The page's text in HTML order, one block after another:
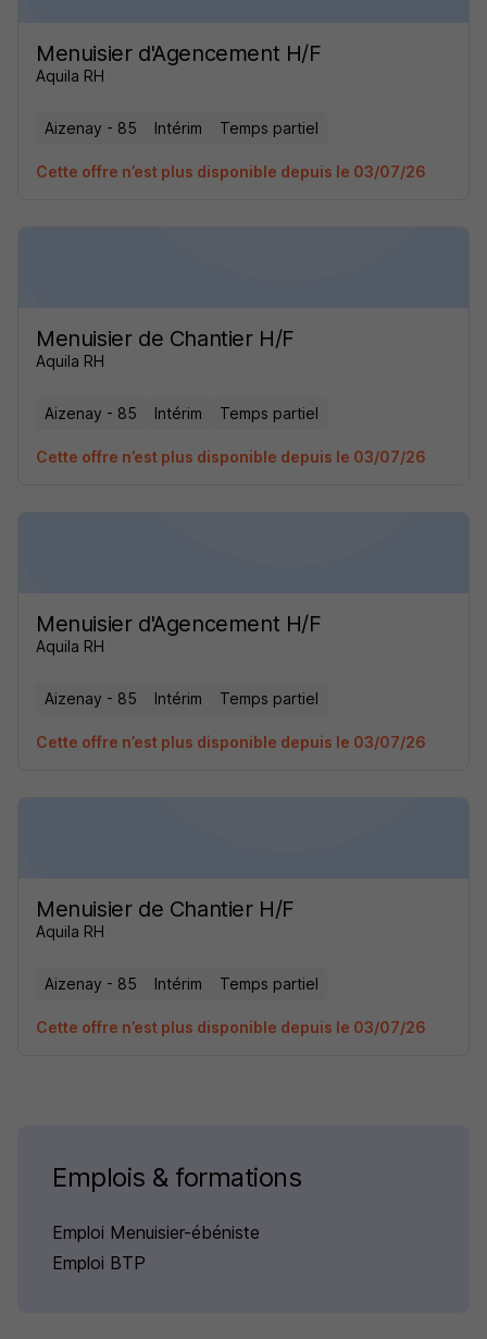
Menuisier d'Agencement H/F
Aquila RH
Aizenay - 85 Intérim Temps partiel
Cette offre n’est plus disponible depuis le 03/07/26
Menuisier de Chantier H/F
Aquila RH
Aizenay - 85 Intérim Temps partiel
Cette offre n’est plus disponible depuis le 03/07/26
Menuisier d'Agencement H/F
Aquila RH
Aizenay - 85 Intérim Temps partiel
Cette offre n’est plus disponible depuis le 03/07/26
Menuisier de Chantier H/F
Aquila RH
Aizenay - 85 Intérim Temps partiel
Cette offre n’est plus disponible depuis le 03/07/26
Emplois & formations
Emploi Menuisier-ébéniste
Emploi BTP